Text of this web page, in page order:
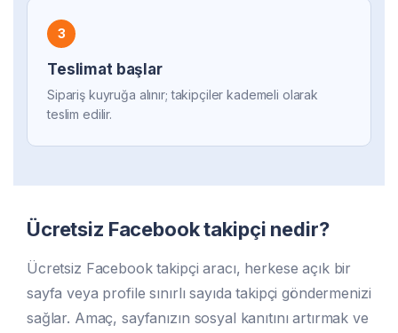
3
Teslimat başlar
Sipariş kuyruğa alınır; takipçiler kademeli olarak
teslim edilir.
Ücretsiz Facebook takipçi nedir?
Ücretsiz Facebook takipçi aracı, herkese açık bir
sayfa veya profile sınırlı sayıda takipçi göndermenizi
sağlar. Amaç, sayfanızın sosyal kanıtını artırmak ve